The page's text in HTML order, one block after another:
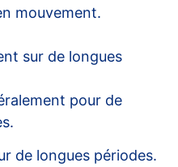
mouvement.
sur de longues
pour de
de longues périodes.